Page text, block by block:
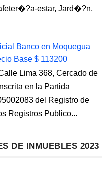
estar, Jard�?n,
Banco en Moquegua
Base $ 113200
Lima 368, Cercado de
en la Partida
del Registro de
Registros Publico...
DE INMUEBLES 2023